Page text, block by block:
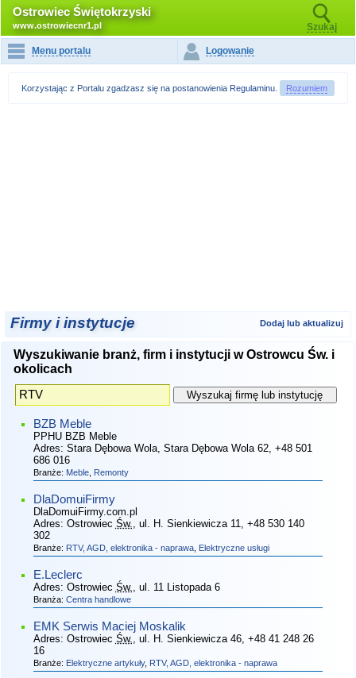
Ostrowiec Świętokrzyski
www.ostrowiecnr1.pl Szukaj
Menu portalu Logowanie
Korzystając z Portalu zgadzasz się na postanowienia Regulaminu Rozumiem
Firmy i instytucje Dodaj lub aktualizuj
Wyszukiwanie branż, firm i instytucji w Ostrowcu Św. i
okolicach
BZB Meble
PPHU BZB Meble
Adres: Stara Dębowa Wola, Stara Dębowa Wola 62, +48 501
686 016
Branże: Meble, Remonty
DlaDomuiFirmy
DlaDomuiFirmy.com.pl
Adres: Ostrowiec Św. , ul. H. Sienkiewicza 11
, +48 530 140
302
Branże: RTV, AGD, elektronika - naprawa, Elektryczne usługi
E.Leclerc
Adres: Ostrowiec Św. , ul. 11 Listopada 6
Branża: Centra handlowe
EMK Serwis Maciej Moskalik
Adres: Ostrowiec Św. , ul. H. Sienkiewicza 46, +48 41 248 26
16
Branże: Elektryczne artykuły, RTV, AGD, elektronika - naprawa